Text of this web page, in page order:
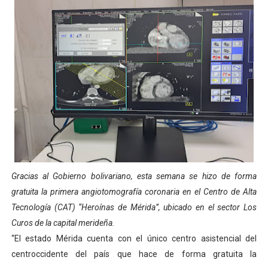
Merideños disfrutarán del Plan Agosto Escuelas
Recreación y formación fortalecen la integración
Club "Rápidos de Zea" brilló en el Primer Festival de
84 estudiantes celebraron su graduación en el
Cmdnna lleva esperanza y atención a casas de abrigo
Comunas de Obispo Ramos de Lora avanzan hacia el
Arrancó Plan Vacacional Comunitario Venezuela
Plan Vacacional Venezuela Renace 2026 arrancó con
Venezuela Renace 2026 lleva sonrisas y prevención a
Mérida impulsa el mapa de conocimientos con
Gracias al Gobierno bolivariano, esta semana se hizo de forma
gratuita la primera angiotomografía coronaria en el Centro de Alta
Tecnología (CAT) “Heroínas de Mérida”, ubicado en el sector Los
Curos de la capital merideña.
“El estado Mérida cuenta con el único centro asistencial del
centroccidente del país que hace de forma gratuita la